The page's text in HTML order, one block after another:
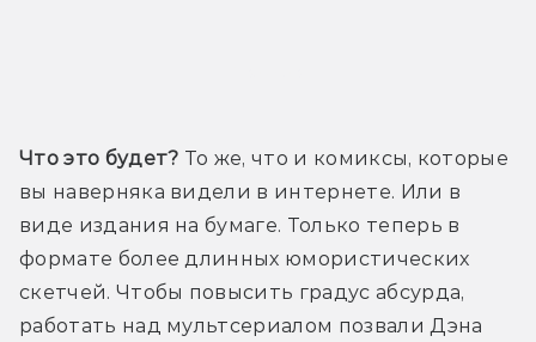
Что это будет? То же, что и комиксы, которые
вы наверняка видели в интернете. Или в
виде издания на бумаге. Только теперь в
формате более длинных юмористических
скетчей. Чтобы повысить градус абсурда,
работать над мультсериалом позвали Дэна